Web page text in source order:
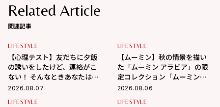
Related Article
関連記事
LIFESTYLE
【心理テスト】友だちに夕飯
の誘いをしたけど、連絡がこ
ない！ そんなときあなたはど
うする？ 「あなたの精神年
2026.08.07
LIFESTYLE
【ムーミン】秋の情景を描い
た「ムーミン アラビア」の限
定コレクション「ムーミンズ
デイ 2026」が8月8日（土）よ
2026.08.06
LIFESTYLE
LIFESTYLE